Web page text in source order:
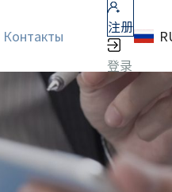
Контакты 注册
登录